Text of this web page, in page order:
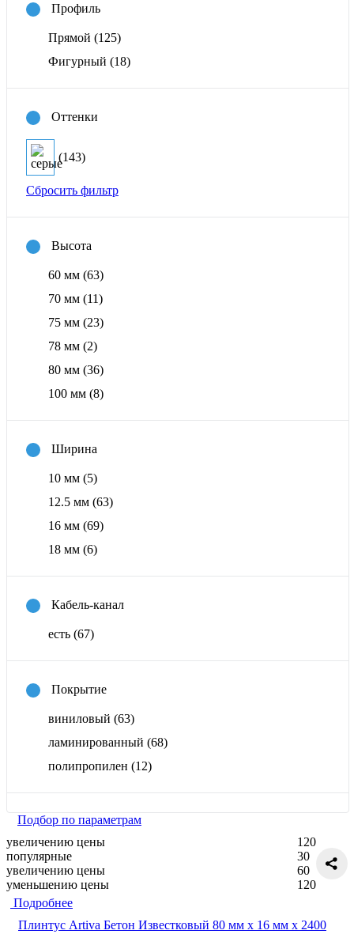
Профиль
Прямой (125)
Фигурный (18)
Оттенки
(143)
Сбросить фильтр
Высота
60 мм (63)
70 мм (11)
75 мм (23)
78 мм (2)
80 мм (36)
100 мм (8)
Ширина
10 мм (5)
12.5 мм (63)
16 мм (69)
18 мм (6)
Кабель-канал
есть (67)
Покрытие
виниловый (63)
ламинированный (68)
полипропилен (12)
Подбор по параметрам
увеличению цены
популярные
увеличению цены
уменьшению цены
120
30
60
120
Подробнее
Плинтус Artiva Бетон Известковый 80 мм х 16 мм х 2400